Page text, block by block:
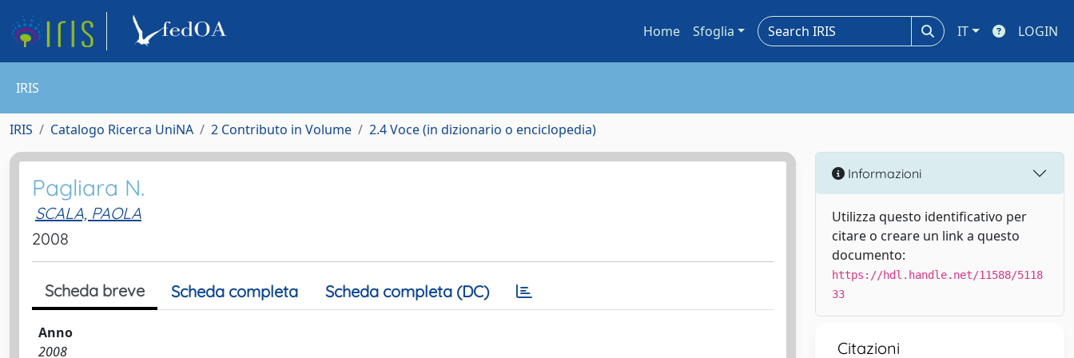
Home Sfoglia IT LOGIN
IRIS
IRIS Catalogo Ricerca UniNA 2 Contributo in Volume 2.4 Voce (in dizionario o enciclopedia)
Pagliara N.
SCALA, PAOLA
2008
Scheda breve Scheda completa Scheda completa (DC)
Anno
2008
Informazioni
Utilizza questo identificativo per
citare o creare un link a questo
documento:
https://hdl.handle.net/11588/5118
33
Citazioni